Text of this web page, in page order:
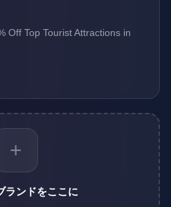
Off Top Tourist Attractions in
+
ランドをここに